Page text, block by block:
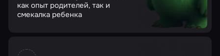
как опыт родителей, так и
смекалка ребенка